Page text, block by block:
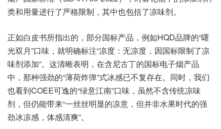
类和用量进行了严格限制，其中也包括了凉味剂。
正如白皮书所指出的，部分国标产品，例如HQD品牌的“曙
光双月”口味，就明确标注“凉度：无凉度，因国标限制了凉
味剂添加”。这清晰表明，在含尼古丁的国标电子烟产品
中，那种强劲的“薄荷炸弹”式冰感已不复存在。同时，我们
也看到COEE可逸的“绿意江南”口味，虽然不含传统凉味
剂，但仍能带来“一丝丝明显的凉意，但并非水果时代的强
劲冰凉感，体感清爽”。